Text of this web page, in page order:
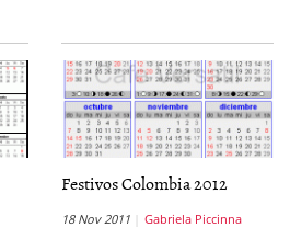
Festivos Colombia 2012
18 Nov 2011 Gabriela Piccinna